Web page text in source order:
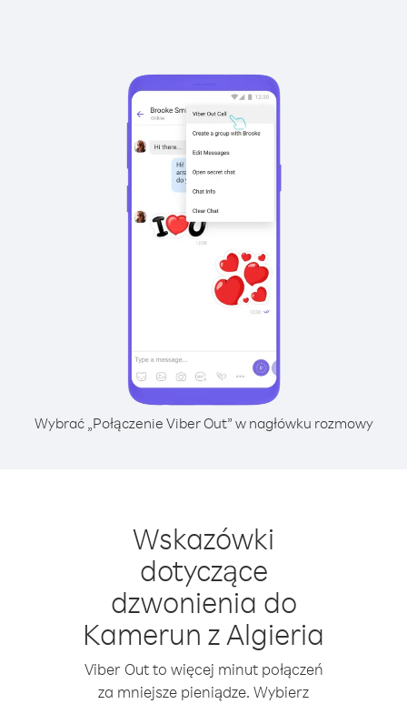
Wybrać „Połączenie Viber Out” w nagłówku rozmowy
Wskazówki
dotyczące
dzwonienia do
Kamerun z Algieria
Viber Out to więcej minut połączeń
za mniejsze pieniądze. Wybierz